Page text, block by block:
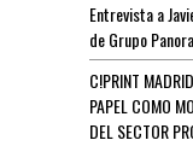
Entrevista a
de Grupo
C!PRINT
PAPEL COMO
DEL SECTOR